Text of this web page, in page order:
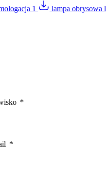
1 lampa obrysowa
cenne dla wydawców i